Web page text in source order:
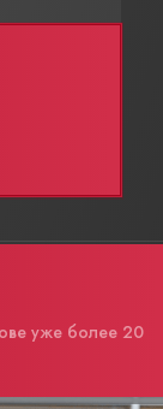
уже более 20